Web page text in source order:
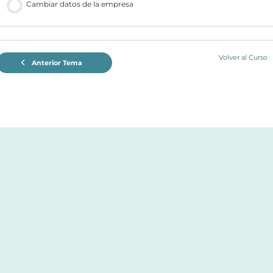
Cambiar datos de la empresa
Anterior Tema
Volver al Curso